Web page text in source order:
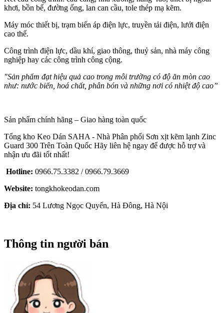
khơi, bồn bể, đường ống, lan can cầu, tole thép mạ kẽm.
Máy móc thiết bị, trạm biến áp điện lực, truyền tải điện, lưới điện
cao thế.
Công trình điện lực, dầu khí, giao thông, thuỷ sản, nhà máy công
nghiệp hay các công trình công cộng.
"Sản phẩm đạt hiệu quả cao trong môi trường có độ ăn mòn cao
như: nước biển, hoá chất, phân bón và những nơi có nhiệt độ cao”
Sản phẩm chính hãng – Giao hàng toàn quốc
Tổng kho Keo Dán SAHA - Nhà Phân phối Sơn xịt kẽm lạnh Zinc
Guard 300 Trên Toàn Quốc Hãy liên hệ ngay để được hỗ trợ và
nhận ưu đãi tốt nhất!
Hotline: 0966.75.3382 / 0966.79.3669
Website: tongkhokeodan.com
Địa chỉ: 54 Lương Ngọc Quyến, Hà Đông, Hà Nội
Thông tin người bán